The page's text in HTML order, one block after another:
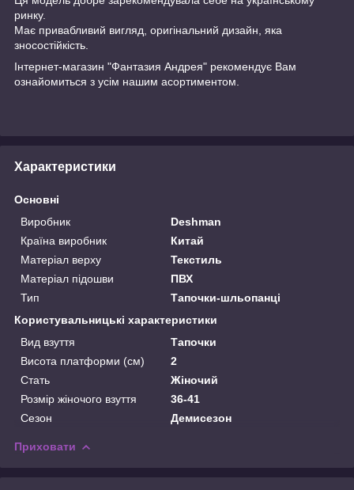
ринку.
Має привабливий вигляд, оригінальний дизайн, яка
зносостійкість.
Інтернет-магазин "Фантазия Андрея" рекомендує Вам
ознайомиться з усім нашим асортиментом.
Характеристики
Основні
Виробник
Deshman
Країна виробник
Китай
Матеріал верху
Текстиль
Матеріал підошви
ПВХ
Тип
Тапочки-шльопанці
Користувальницькі характеристики
Вид взуття
Тапочки
Висота платформи (см)
2
Стать
Жіночий
Розмір жіночого взуття
36-41
Сезон
Демисезон
Приховати